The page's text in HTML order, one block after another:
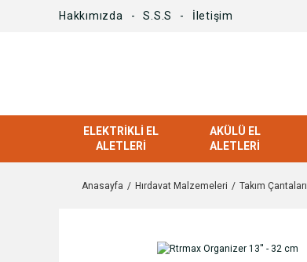
Hakkımızda S.S.S İletişim
ELEKTRIKLI EL
ALETLERI
AKÜLÜ EL
ALETLERI
Anasayfa Hırdavat Malzemeleri Takım Çantaları